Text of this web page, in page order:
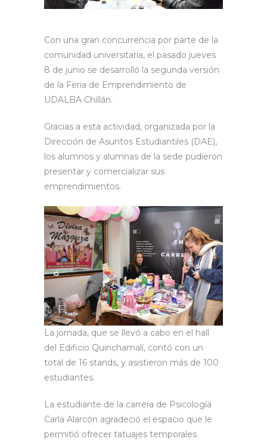
Con una gran concurrencia por parte de la
comunidad universitaria, el pasado jueves
8 de junio se desarrolló la segunda versión
de la Feria de Emprendimiento de
UDALBA Chillán.
Gracias a esta actividad, organizada por la
Dirección de Asuntos Estudiantiles (DAE),
los alumnos y alumnas de la sede pudieron
presentar y comercializar sus
emprendimientos.
La jornada, que se llevó a cabo en el hall
del Edificio Quinchamalí, contó con un
total de 16 stands, y asistieron más de 100
estudiantes.
La estudiante de la carrera de Psicología
Carla Alarcón agradeció el espacio que le
permitió ofrecer tatuajes temporales